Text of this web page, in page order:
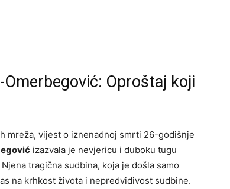
Oproštaj koji
mreža, vijest o iznenadnoj smrti 26-godišnje
izazvala je nevjericu i duboku tugu
tragična sudbina, koja je došla samo
na krhkost života i nepredvidivost sudbine.